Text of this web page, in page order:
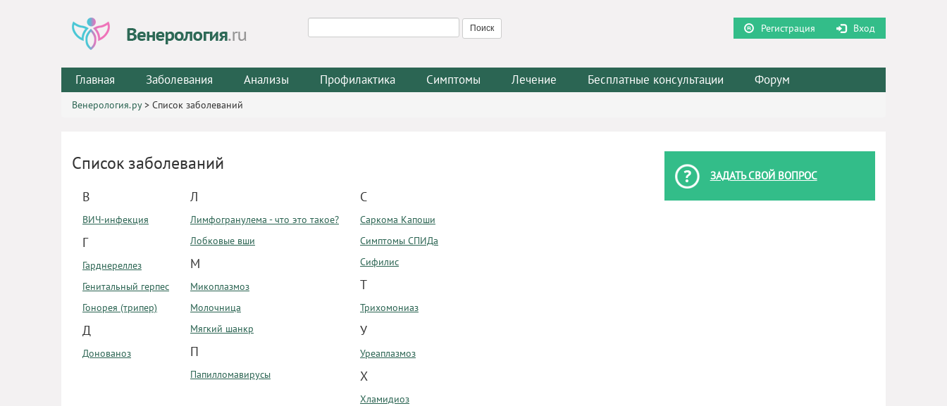
Регистрация Вход
Главная Заболевания Анализы Профилактика Симптомы Лечение Бесплатные консультации Форум
Венерология.ру> Список заболеваний
Список заболеваний
В
ВИЧ-инфекция
Г
Гарднереллез
Генитальный герпес
Гонорея (трипер)
Д
Донованоз
Л
Лимфогранулема - что это такое?
Лобковые вши
М
Микоплазмоз
Молочница
Мягкий шанкр
П
Папилломавирусы
С
Саркома Капоши
Симптомы СПИДа
Сифилис
Т
Трихомониаз
У
Уреаплазмоз
Х
Хламидиоз
ЗАДАТЬ СВОЙ ВОПРОС